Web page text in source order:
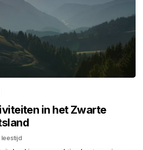
in het Zwarte
leestijd